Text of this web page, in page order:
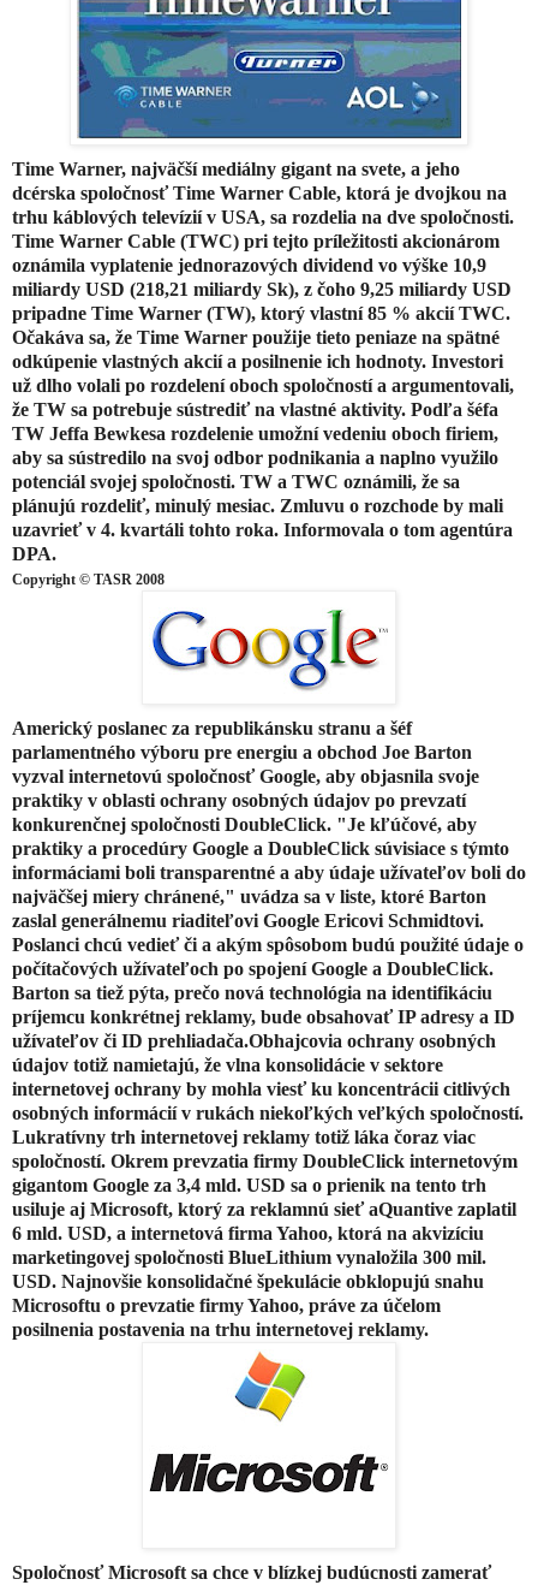
Time Warner, najväčší mediálny gigant na svete, a jeho
dcérska spoločnosť Time Warner Cable, ktorá je dvojkou na
trhu káblových televízií v USA, sa rozdelia na dve spoločnosti.
Time Warner Cable (TWC) pri tejto príležitosti akcionárom
oznámila vyplatenie jednorazových dividend vo výške 10,9
miliardy USD (218,21 miliardy Sk), z čoho 9,25 miliardy USD
pripadne Time Warner (TW), ktorý vlastní 85 % akcií TWC.
Očakáva sa, že Time Warner použije tieto peniaze na spätné
odkúpenie vlastných akcií a posilnenie ich hodnoty. Investori
už dlho volali po rozdelení oboch spoločností a argumentovali,
že TW sa potrebuje sústrediť na vlastné aktivity. Podľa šéfa
TW Jeffa Bewkesa rozdelenie umožní vedeniu oboch firiem,
aby sa sústredilo na svoj odbor podnikania a naplno využilo
potenciál svojej spoločnosti. TW a TWC oznámili, že sa
plánujú rozdeliť, minulý mesiac. Zmluvu o rozchode by mali
uzavrieť v 4. kvartáli tohto roka. Informovala o tom agentúra
DPA.
Copyright © TASR 2008
Americký poslanec za republikánsku stranu a šéf
parlamentného výboru pre energiu a obchod Joe Barton
vyzval internetovú spoločnosť Google, aby objasnila svoje
praktiky v oblasti ochrany osobných údajov po prevzatí
konkurenčnej spoločnosti DoubleClick. "Je kľúčové, aby
praktiky a procedúry Google a DoubleClick súvisiace s týmto
informáciami boli transparentné a aby údaje užívateľov boli do
najväčšej miery chránené," uvádza sa v liste, ktoré Barton
zaslal generálnemu riaditeľovi Google Ericovi Schmidtovi.
Poslanci chcú vedieť či a akým spôsobom budú použité údaje o
počítačových užívateľoch po spojení Google a DoubleClick.
Barton sa tiež pýta, prečo nová technológia na identifikáciu
príjemcu konkrétnej reklamy, bude obsahovať IP adresy a ID
užívateľov či ID prehliadača.Obhajcovia ochrany osobných
údajov totiž namietajú, že vlna konsolidácie v sektore
internetovej ochrany by mohla viesť ku koncentrácii citlivých
osobných informácií v rukách niekoľkých veľkých spoločností.
Lukratívny trh internetovej reklamy totiž láka čoraz viac
spoločností. Okrem prevzatia firmy DoubleClick internetovým
gigantom Google za 3,4 mld. USD sa o prienik na tento trh
usiluje aj Microsoft, ktorý za reklamnú sieť aQuantive zaplatil
6 mld. USD, a internetová firma Yahoo, ktorá na akvizíciu
marketingovej spoločnosti BlueLithium vynaložila 300 mil.
USD. Najnovšie konsolidačné špekulácie obklopujú snahu
Microsoftu o prevzatie firmy Yahoo, práve za účelom
posilnenia postavenia na trhu internetovej reklamy.
Spoločnosť Microsoft sa chce v blízkej budúcnosti zamerať